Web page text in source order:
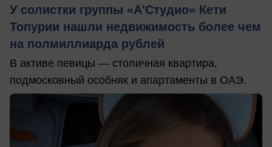
У солистки группы «А'Студио» Кети
Топурии нашли недвижимость более чем
на полмиллиарда рублей
В активе певицы — столичная квартира,
подмосковный особняк и апартаменты в ОАЭ.